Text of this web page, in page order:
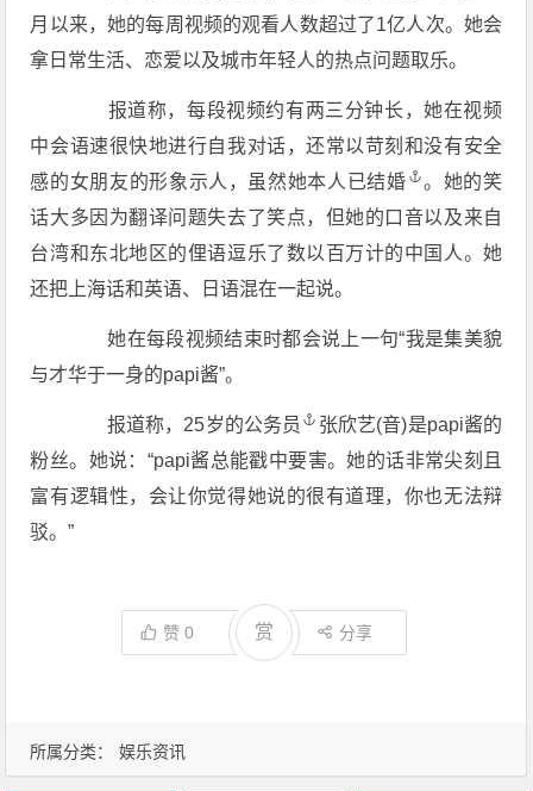
所属分类： 娱乐资讯
月以来，她的每周视频的观看人数超过了1亿人次。她会
拿日常生活、恋爱以及城市年轻人的热点问题取乐。
报道称，每段视频约有两三分钟长，她在视频
中会语速很快地进行自我对话，还常以苛刻和没有安全
感的女朋友的形象示人，虽然她本人已结婚
。她的笑
话大多因为翻译问题失去了笑点，但她的口音以及来自
台湾和东北地区的俚语逗乐了数以百万计的中国人。她
还把上海话和英语、日语混在一起说。
她在每段视频结束时都会说上一句“我是集美貌
与才华于一身的papi酱”。
报道称，25岁的公务员
张欣艺(音)是papi酱的
粉丝。她说：“papi酱总能戳中要害。她的话非常尖刻且
富有逻辑性，会让你觉得她说的很有道理，你也无法辩
驳。”
赞0 赏 分享